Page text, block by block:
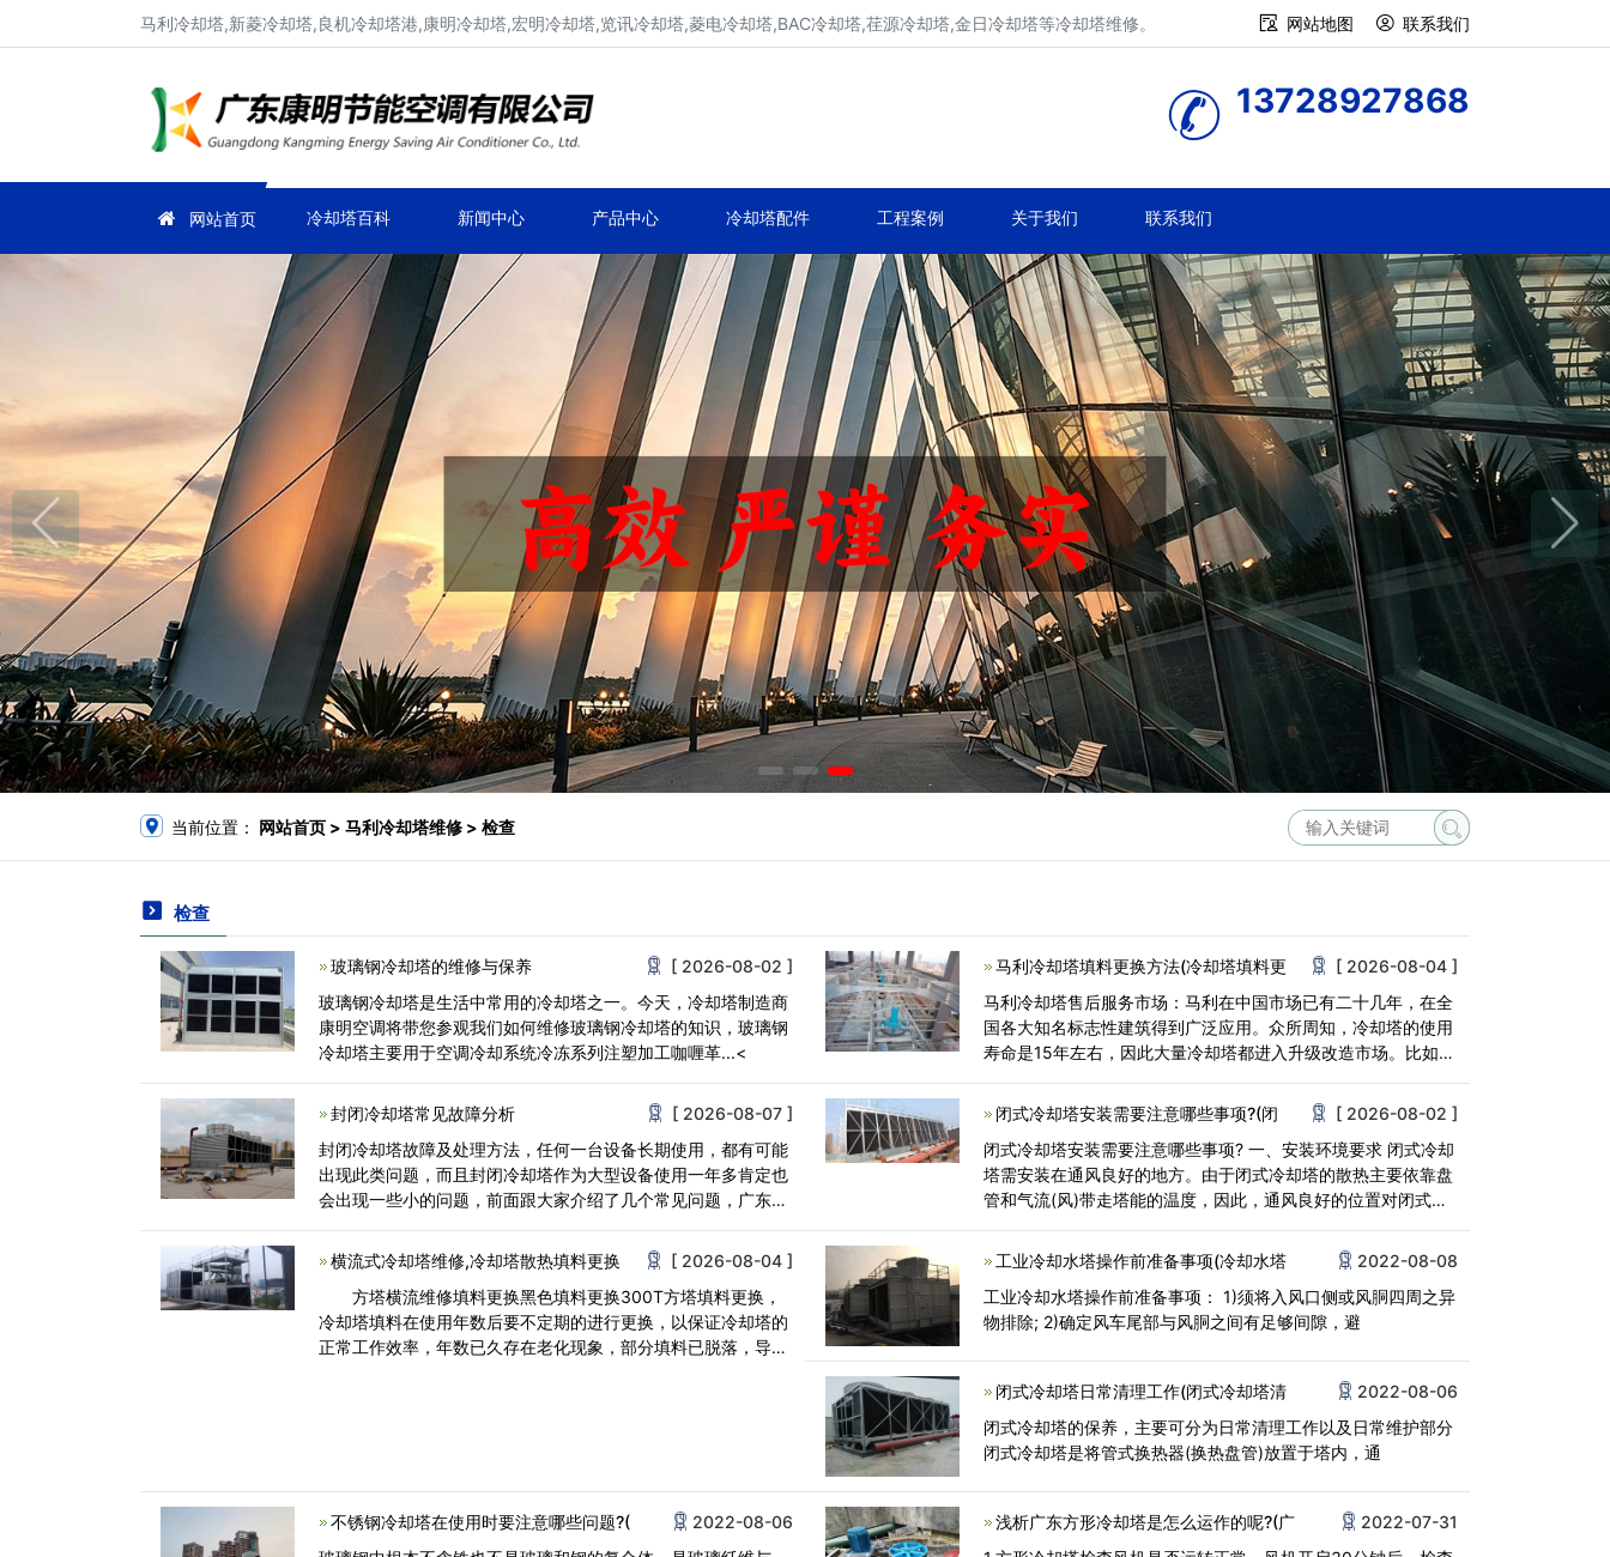
马利冷却塔,新菱冷却塔,良机冷却塔港,康明冷却塔,宏明冷却塔,览讯冷却塔,菱电冷却塔,BAC冷却塔,荏源冷却塔,金日冷却塔等冷却塔维修。 网站地图 联系我们
13728927868
网站首页 冷却塔百科 新闻中心 产品中心 冷却塔配件 工程案例 关于我们 联系我们
当前位置： 网站首页 > 马利冷却塔维修 > 检查
检查
玻璃钢冷却塔的维修与保养
[ 2026-08-02 ]
玻璃钢冷却塔是生活中常用的冷却塔之一。今天，冷却塔制造商
康明空调将带您参观我们如何维修玻璃钢冷却塔的知识，玻璃钢
冷却塔主要用于空调冷却系统冷冻系列注塑加工咖喱革...<
马利冷却塔填料更换方法(冷却塔填料更
[ 2026-08-04 ]
马利冷却塔售后服务市场：马利在中国市场已有二十几年，在全
国各大知名标志性建筑得到广泛应用。众所周知，冷却塔的使用
寿命是15年左右，因此大量冷却塔都进入升级改造市场。比如更
封闭冷却塔常见故障分析
[ 2026-08-07 ]
封闭冷却塔故障及处理方法，任何一台设备长期使用，都有可能
出现此类问题，而且封闭冷却塔作为大型设备使用一年多肯定也
会出现一些小的问题，前面跟大家介绍了几个常见问题，广东康
闭式冷却塔安装需要注意哪些事项?(闭
[ 2026-08-02 ]
闭式冷却塔安装需要注意哪些事项? 一、安装环境要求 闭式冷却
塔需安装在通风良好的地方。由于闭式冷却塔的散热主要依靠盘
管和气流(风)带走塔能的温度，因此，通风良好的位置对闭式冷
横流式冷却塔维修,冷却塔散热填料更换
[ 2026-08-04 ]
方塔横流维修填料更换黑色填料更换300T方塔填料更换，
冷却塔填料在使用年数后要不定期的进行更换，以保证冷却塔的
正常工作效率，年数已久存在老化现象，部分填料已脱落，导致
工业冷却水塔操作前准备事项(冷却水塔
2022-08-08
工业冷却水塔操作前准备事项： 1)须将入风口侧或风胴四周之异
物排除; 2)确定风车尾部与风胴之间有足够间隙，避
闭式冷却塔日常清理工作(闭式冷却塔清
2022-08-06
闭式冷却塔的保养，主要可分为日常清理工作以及日常维护部分
闭式冷却塔是将管式换热器(换热盘管)放置于塔内，通
不锈钢冷却塔在使用时要注意哪些问题?(
2022-08-06
浅析广东方形冷却塔是怎么运作的呢?(广
2022-07-31